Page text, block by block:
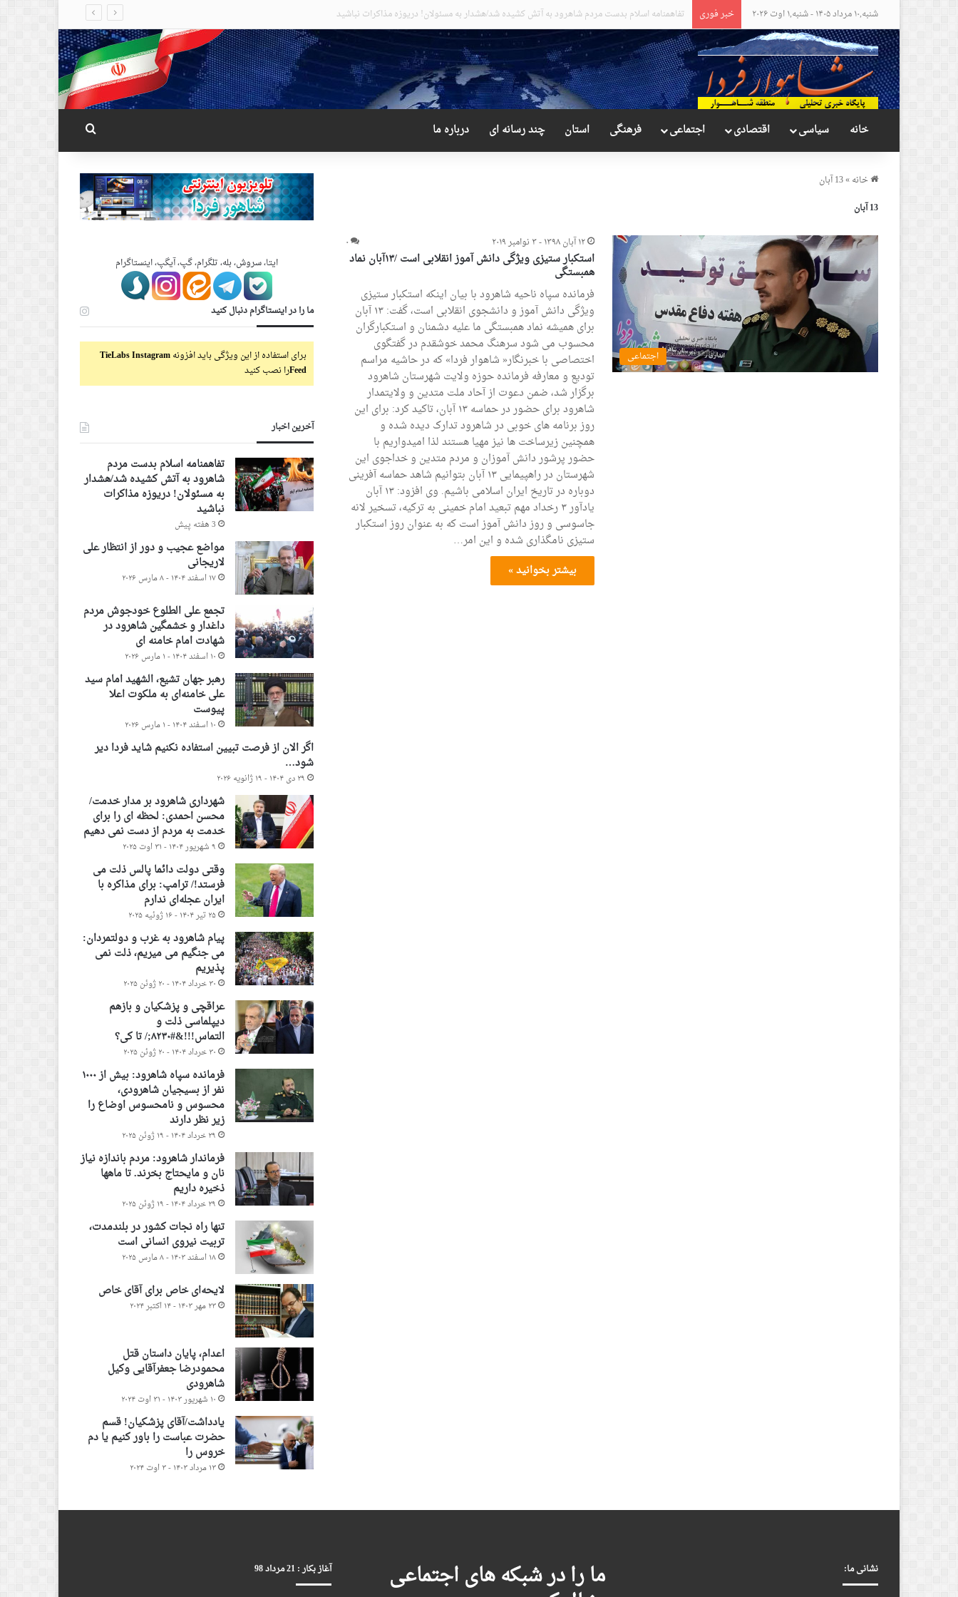
شنبه,۱۰ مرداد ۱۴۰۵ - شنبه,۱ اوت ۲۰۲۶ خبر فوری مواضع عجیب و دور از انتظار علی لاریجانی
خانه سیاسی اقتصادی اجتماعی فرهنگی استان چند رسانه ای درباره ما
خانه»13 آبان
13 آبان
اجتماعی
۱۲ آبان ۱۳۹۸ - ۳ نوامبر ۲۰۱۹ ۰
استکبار ستیزی ویژگی دانش آموز انقلابی است /۱۳آبان نماد
همبستگی
فرمانده سپاه ناحیه شاهرود با بیان اینکه استکبار ستیزی
ویژگی دانش آموز و دانشجوی انقلابی است، گفت: ۱۳ آبان
برای همیشه نماد همبستگی ما علیه دشمنان و استکبارگران
محسوب می شود سرهنگ محمد خوشقدم در گفتگوی
اختصاصی با خبرنگار« شاهوار فردا» که در حاشیه مراسم
تودیع و معارفه فرمانده حوزه ولایت شهرستان شاهرود
برگزار شد، ضمن دعوت از آحاد ملت متدین و ولایتمدار
شاهرود برای حضور در حماسه ۱۳ آبان، تاکید کرد: برای این
روز برنامه های خوبی در شاهرود تدارک دیده شده و
همچنین زیرساخت ها نیز مهیا هستند لذا امیدواریم با
حضور پرشور دانش آموزان و مردم متدین و خداجوی این
شهرستان در راهپیمایی ۱۳ آبان بتوانیم شاهد حماسه آفرینی
دوباره در تاریخ ایران اسلامی باشیم. وی افزود: ۱۳ آبان
یادآور ۳ رخداد مهم تبعید امام خمینی به ترکیه، تسخیر لانه
جاسوسی و روز دانش آموز است که به عنوان روز استکبار
ستیزی نامگذاری شده و این امر…
بیشتر بخوانید »
ایتا، سروش، بله، تلگرام، گپ، آیگپ، اینستاگرام
ما را در اینستاگرام دنبال کنید
برای استفاده از این ویژگی باید افزونهTieLabs Instagram
Feedرا نصب کنید
آخرین اخبار
تفاهمنامه اسلام بدست مردم
شاهرود به آتش کشیده شد/هشدار
به مسئولان! دریوزه مذاکرات
نباشید
3 هفته پیش
مواضع عجیب و دور از انتظار علی
لاریجانی
۱۷ اسفند ۱۴۰۴ - ۸ مارس ۲۰۲۶
تجمع علی الطلوع خودجوش مردم
داغدار و خشمگین شاهرود در
شهادت امام خامنه ای
۱۰ اسفند ۱۴۰۴ - ۱ مارس ۲۰۲۶
رهبر جهان تشیع، الشهید امام سید
علی خامنه‌ای به ملکوت اعلا
پیوست
۱۰ اسفند ۱۴۰۴ - ۱ مارس ۲۰۲۶
اگر الان از فرصت تبیین استفاده نکنیم شاید فردا دیر
شود…
۲۹ دی ۱۴۰۴ - ۱۹ ژانویه ۲۰۲۶
شهرداری شاهرود بر مدار خدمت/
محسن احمدی: لحظه ای را برای
خدمت به مردم از دست نمی دهیم
۹ شهریور ۱۴۰۴ - ۳۱ اوت ۲۰۲۵
وقتی دولت دائما پالس ذلت می
فرستد!/ ترامپ: برای مذاکره با
ایران عجله‌ای ندارم
۲۵ تیر ۱۴۰۴ - ۱۶ ژوئیه ۲۰۲۵
پیام شاهرود به غرب و دولتمردان:
می جنگیم می میریم، ذلت نمی
پذیریم
۳۰ خرداد ۱۴۰۴ - ۲۰ ژوئن ۲۰۲۵
عراقچی و پزشکیان و بازهم
دیپلماسی ذلت و
التماس!!!&#۸۲۳۰;/ تا کی؟
۳۰ خرداد ۱۴۰۴ - ۲۰ ژوئن ۲۰۲۵
فرمانده سپاه شاهرود: بیش از ۱۰۰۰
نفر از بسیجیان شاهرودی،
محسوس و نامحسوس اوضاع را
زیر نظر دارند
۲۹ خرداد ۱۴۰۴ - ۱۹ ژوئن ۲۰۲۵
فرماندار شاهرود: مردم باندازه نیاز
نان و مایحتاج بخرند. تا ماهها
ذخیره داریم
۲۹ خرداد ۱۴۰۴ - ۱۹ ژوئن ۲۰۲۵
تنها راه نجات کشور در بلندمدت،
تربیت نیروی انسانی است
۱۸ اسفند ۱۴۰۳ - ۸ مارس ۲۰۲۵
لایحه‌ای خاص برای آقای خاص
۲۳ مهر ۱۴۰۳ - ۱۴ اکتبر ۲۰۲۴
اعدام، پایان داستان قتل
محمودرضا جعفرآقایی وکیل
شاهرودی
۱۰ شهریور ۱۴۰۳ - ۳۱ اوت ۲۰۲۴
یادداشت/آقای پزشکیان! قسم
حضرت عباست را باور کنیم یا دم
خروس را
۱۳ مرداد ۱۴۰۳ - ۳ اوت ۲۰۲۴
نشانی ما: ما را در شبکه های اجتماعی آغاز بکار : 21 مرداد 98